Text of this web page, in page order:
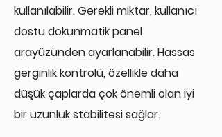
kullanılabilir. Gerekli miktar, kullanıcı
dostu dokunmatik panel
arayüzünden ayarlanabilir. Hassas
gerginlik kontrolü, özellikle daha
düşük çaplarda çok önemli olan iyi
bir uzunluk stabilitesi sağlar.